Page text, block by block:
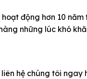
động hơn 10
những lúc khó
hệ chúng tôi ngay